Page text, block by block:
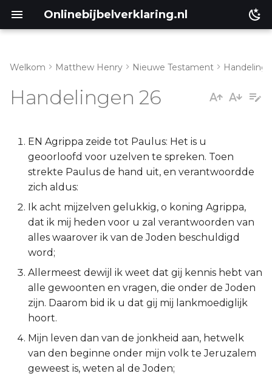
Onlinebijbelverklaring.nl
Leviticus
Numeri
Deuteronomium
Jozua
Richteren
Ruth
1 Samuël
2 Samuël
Handelingen 26:1-11
Handelingen 26:12-23
Handelingen 26:24-32
Welkom Matthew Henry Nieuwe Testament
Handelingen 26
EN Agrippa zeide tot Paulus: Het is u
geoorloofd voor uzelven te spreken. Toen
strekte Paulus de hand uit, en verantwoordde
zich aldus:
Ik acht mijzelven gelukkig, o koning Agrippa,
dat ik mij heden voor u zal verantwoorden van
alles waarover ik van de Joden beschuldigd
word;
Allermeest dewijl ik weet dat gij kennis hebt van
alle gewoonten en vragen, die onder de Joden
zijn. Daarom bid ik u dat gij mij lankmoediglijk
hoort.
Mijn leven dan van de jonkheid aan, hetwelk
van den beginne onder mijn volk te Jeruzalem
geweest is, weten al de Joden;